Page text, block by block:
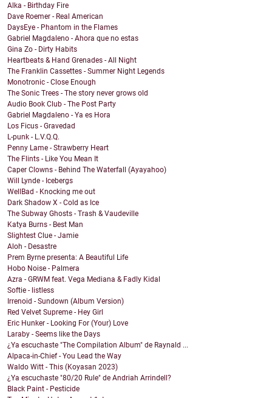
Alka - Birthday Fire
Dave Roemer - Real American
DaysEye - Phantom in the Flames
Gabriel Magdaleno - Ahora que no estas
Gina Zo - Dirty Habits
Heartbeats & Hand Grenades - All Night
The Franklin Cassettes - Summer Night Legends
Monotronic - Close Enough
The Sonic Trees - The story never grows old
Audio Book Club - The Post Party
Gabriel Magdaleno - Ya es Hora
Los Ficus - Gravedad
L-punk - L.V.Q.Q.
Penny Lame - Strawberry Heart
The Flints - Like You Mean It
Caper Clowns - Behind The Waterfall (Ayayahoo)
Will Lynde - Icebergs
WellBad - Knocking me out
Dark Shadow X - Cold as Ice
The Subway Ghosts - Trash & Vaudeville
Katya Burns - Best Man
Slightest Clue - Jamie
Aloh - Desastre
Prem Byrne presenta: A Beautiful Life
Hobo Noise - Palmera
Azra - GRWM feat. Vega Mediana & Fadly Kidal
Softie - listless
Irrenoid - Sundown (Album Version)
Red Velvet Supreme - Hey Girl
Eric Hunker - Looking For (Your) Love
Laraby - Seems like the Days
¿Ya escuchaste "The Compilation Album" de Raynald ...
Alpaca-in-Chief - You Lead the Way
Waldo Witt - This (Koyasan 2023)
¿Ya escuchaste "80/20 Rule" de Andriah Arrindell?
Black Paint - Pesticide